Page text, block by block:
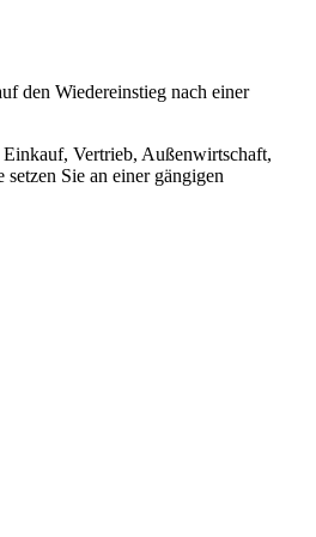
den Wiedereinstieg nach einer
Vertrieb, Außenwirtschaft,
Sie an einer gängigen